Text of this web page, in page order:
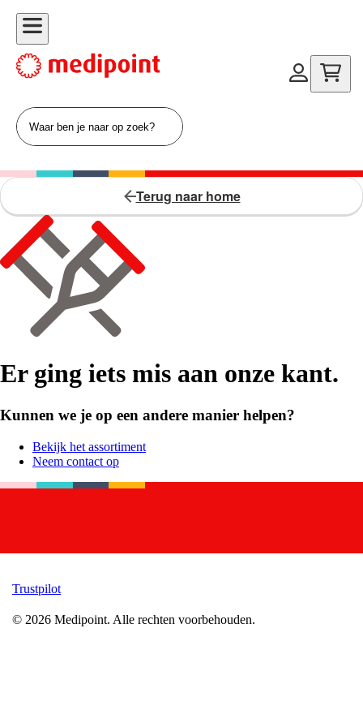
Terug naar home
Er ging iets mis aan onze kant.
Kunnen we je op een andere manier helpen?
Bekijk het assortiment
Neem contact op
Trustpilot
© 2026 Medipoint. Alle rechten voorbehouden.